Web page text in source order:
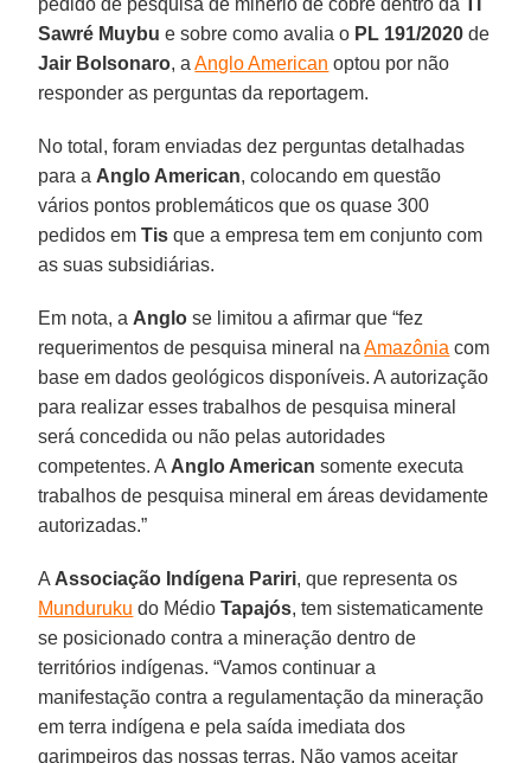
Sawré Muybu e sobre como avalia o PL 191/2020 de
Jair Bolsonaro, aAnglo American optou por não
responder as perguntas da reportagem.
No total, foram enviadas dez perguntas detalhadas
para a Anglo American, colocando em questão
vários pontos problemáticos que os quase 300
pedidos emTis que a empresa tem em conjunto com
as suas subsidiárias.
Em nota, a Anglo se limitou a afirmar que “fez
requerimentos de pesquisa mineral naAmazônia com
base em dados geológicos disponíveis. A autorização
para realizar esses trabalhos de pesquisa mineral
será concedida ou não pelas autoridades
competentes. A Anglo American somente executa
trabalhos de pesquisa mineral em áreas devidamente
autorizadas.”
A Associação Indígena Pariri, que representa os
Munduruku do MédioTapajós, tem sistematicamente
se posicionado contra a mineração dentro de
territórios indígenas. “Vamos continuar a
manifestação contra a regulamentação da mineração
em terra indígena e pela saída imediata dos
garimpeiros das nossas terras. Não vamos aceitar